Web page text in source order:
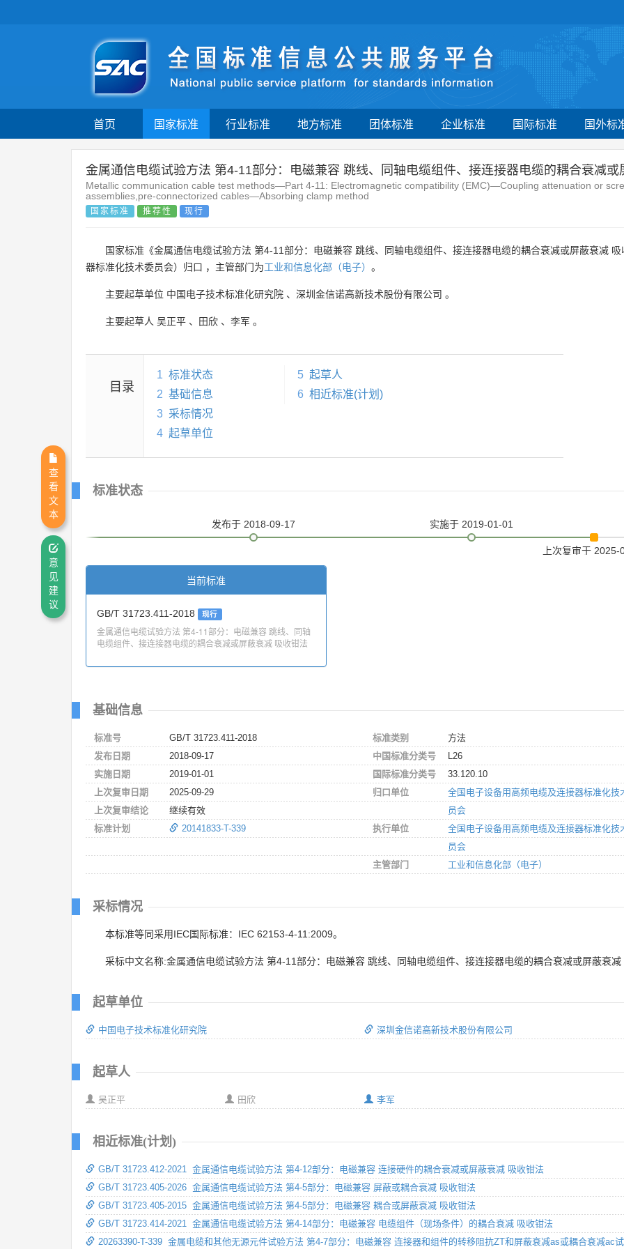
首页 国家标准 行业标准 地方标准 团体标准 企业标准 国际标准 国外标
金属通信电缆试验方法 第4-11部分：电磁兼容 跳线、同轴电缆组件、接连接器电缆的耦合衰减或
Metallic communication cable test methods—Part 4-11: Electromagnetic compatibility (EMC)—Coupling attenuation or
assemblies,pre-connectorized cables—Absorbing clamp method
国家标准 推荐性 现行
国家标准《金属通信电缆试验方法 第4-11部分：电磁兼容 跳线、同轴电缆组件、接连接器电缆的耦合衰减或屏蔽衰减 吸
器标准化技术委员会）归口 ，主管部门为工业和信息化部（电子） 。
主要起草单位 中国电子技术标准化研究院 、 深圳金信诺高新技术股份有限公司 。
主要起草人 吴正平 、 田欣 、 李军 。
目录
1 标准状态
2 基础信息
3 采标情况
4 起草单位
5 起草人
6 相近标准(计划)
标准状态
发布于 2018-09-17 实施于 2019-01-01
上次复审于 2025-
当前标准
GB/T 31723.411-2018 现行
金属通信电缆试验方法 第4-11部分：电磁兼容 跳线、同轴
电缆组件、接连接器电缆的耦合衰减或屏蔽衰减 吸收钳法
基础信息
标准号
GB/T 31723.411-2018
发布日期
2018-09-17
实施日期
2019-01-01
上次复审日期
2025-09-29
上次复审结论
继续有效
标准计划
20141833-T-339
标准类别
方法
中国标准分类号
L26
国际标准分类号
33.120.10
归口单位
全国电子设备用高频电缆及连接器标准化技
员会
执行单位
全国电子设备用高频电缆及连接器标准化技
员会
主管部门
工业和信息化部（电子）
采标情况
本标准等同采用IEC国际标准：IEC 62153-4-11:2009。
采标中文名称:金属通信电缆试验方法 第4-11部分：电磁兼容 跳线、同轴电缆组件、接连接器电缆的耦合衰减或屏蔽衰减
起草单位
中国电子技术标准化研究院 深圳金信诺高新技术股份有限公司
起草人
吴正平 田欣 李军
相近标准(计划)
GB/T 31723.412-2021 金属通信电缆试验方法 第4-12部分：电磁兼容 连接硬件的耦合衰减或屏蔽衰减 吸收钳法
GB/T 31723.405-2026 金属通信电缆试验方法 第4-5部分：电磁兼容 屏蔽或耦合衰减 吸收钳法
GB/T 31723.405-2015 金属通信电缆试验方法 第4-5部分：电磁兼容 耦合或屏蔽衰减 吸收钳法
GB/T 31723.414-2021 金属通信电缆试验方法 第4-14部分：电磁兼容 电缆组件（现场条件）的耦合衰减 吸收钳法
20263390-T-339 金属电缆和其他无源元件试验方法 第4-7部分：电磁兼容 连接器和组件的转移阻抗ZT和屏蔽衰减as或耦合衰减ac
查
看
文
本
意
见
建
议